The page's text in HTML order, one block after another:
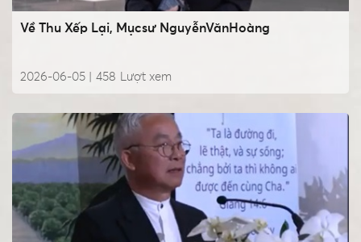
Về Thu Xếp Lại, Mụcsư NguyễnVănHoàng
2026-06-05 | Lượt xem
458